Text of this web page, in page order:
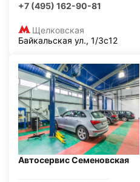
+7 (495) 162-90-81
Щелковская
Байкальская ул., 1/3с12
Автосервис Семеновская